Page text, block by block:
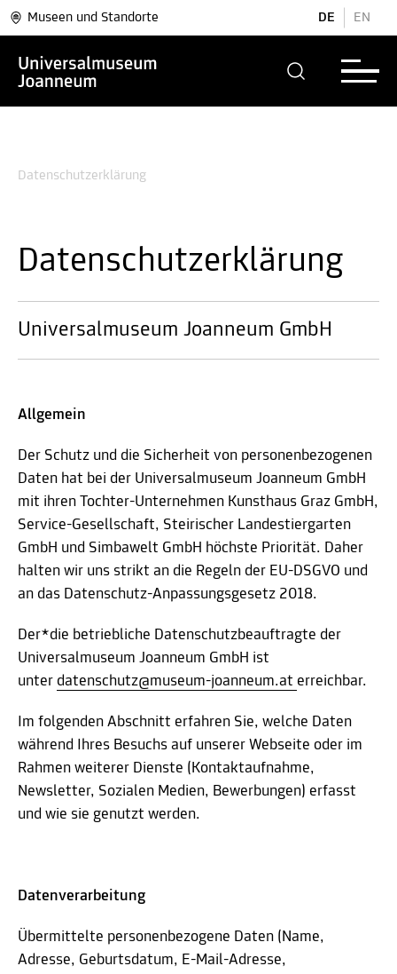
Museen und Standorte DE EN
Datenschutzerklärung
Datenschutzerklärung
Universalmuseum Joanneum GmbH
Allgemein
Der Schutz und die Sicherheit von personenbezogenen
Daten hat bei der Universalmuseum Joanneum GmbH
mit ihren Tochter-Unternehmen Kunsthaus Graz GmbH,
Service-Gesellschaft, Steirischer Landestiergarten
GmbH und Simbawelt GmbH höchste Priorität. Daher
halten wir uns strikt an die Regeln der EU-DSGVO und
an das Datenschutz-Anpassungsgesetz 2018.
Der*die betriebliche Datenschutzbeauftragte der
Universalmuseum Joanneum GmbH ist
unter datenschutz@museum-joanneum.at erreichbar.
Im folgenden Abschnitt erfahren Sie, welche Daten
während Ihres Besuchs auf unserer Webseite oder im
Rahmen weiterer Dienste (Kontaktaufnahme,
Newsletter, Sozialen Medien, Bewerbungen) erfasst
und wie sie genutzt werden.
Datenverarbeitung
Übermittelte personenbezogene Daten (Name,
Adresse, Geburtsdatum, E-Mail-Adresse,